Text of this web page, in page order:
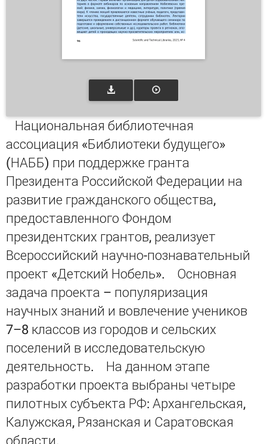
Национальная библиотечная
ассоциация «Библиотеки будущего»
(НАББ) при поддержке гранта
Президента Российской Федерации на
развитие гражданского общества,
предоставленного Фондом
президентских грантов, реализует
Всероссийский научно-познавательный
проект «Детский Нобель». Основная
задача проекта – популяризация
научных знаний и вовлечение учеников
7–8 классов из городов и сельских
поселений в исследовательскую
деятельность. На данном этапе
разработки проекта выбраны четыре
пилотных субъекта РФ: Архангельская,
Калужская, Рязанская и Саратовская
области.